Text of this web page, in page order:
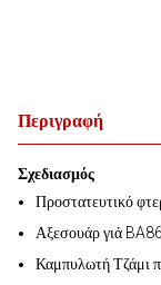
Περιγραφή
Σχεδιασμός
Προστατευτικό
Αξεσουάρ γιά
Καμπυλωτή Τζάμι